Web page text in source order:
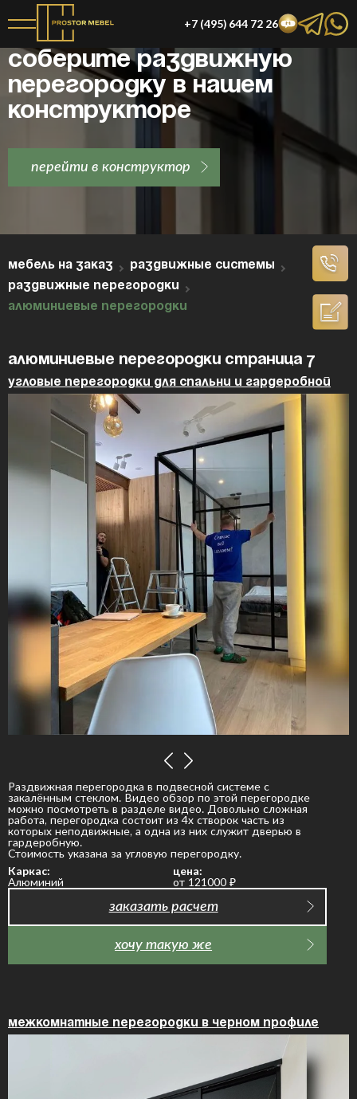
+7 (495) 644 72 26
Соберите раздвижную
перегородку в нашем
конструкторе
перейти в конструктор
МЕБЕЛЬ НА ЗАКАЗ
РАЗДВИЖНЫЕ СИСТЕМЫ
РАЗДВИЖНЫЕ ПЕРЕГОРОДКИ
АЛЮМИНИЕВЫЕ ПЕРЕГОРОДКИ
Алюминиевые перегородки страница 7
Угловые перегородки для спальни и гардеробной
Раздвижная перегородка в подвесной системе с
закалённым стеклом. Видео обзор по этой перегородке
можно посмотреть в разделе видео. Довольно сложная
работа, перегородка состоит из 4х створок часть из
которых неподвижные, а одна из них служит дверью в
гардеробную.
Стоимость указана за угловую перегородку.
Каркас:
Алюминий
цена:
от 121000 ₽
заказать расчет
хочу такую же
Межкомнатные перегородки в черном профиле